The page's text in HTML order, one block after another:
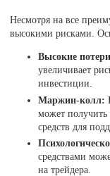
Несмотря на все
высокими рисками.
Высокие
увеличивает
инвестиции.
Маржин-колл:
может получить
средств для
средствами
на трейдера.